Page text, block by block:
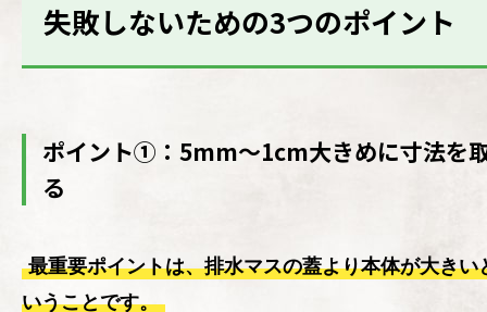
失敗しないための3つのポイント
ポイント①：5mm〜1cm大きめに寸法を
る
最重要ポイントは、排水マスの蓋より本体が大きい
いうことです。